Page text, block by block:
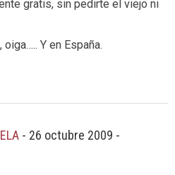
gratis, sin pedirte el viejo ni
Y en España.
- 26 octubre 2009 -